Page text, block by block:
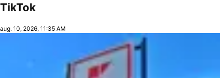
TikTok
aug. 10, 2026, 11:35 AM